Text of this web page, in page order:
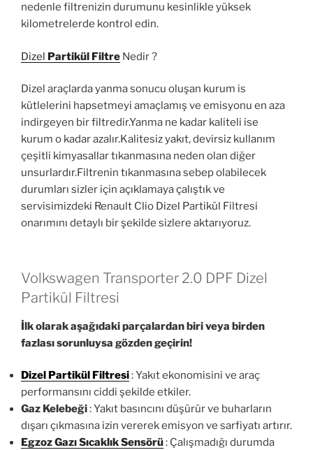
nedenle filtrenizin durumunu kesinlikle yüksek
kilometrelerde kontrol edin.
Dizel Partikül Filtre Nedir ?
Dizel araçlarda yanma sonucu oluşan kurum is
kütlelerini hapsetmeyi amaçlamış ve emisyonu en aza
indirgeyen bir filtredir.Yanma ne kadar kaliteli ise
kurum o kadar azalır.Kalitesiz yakıt, devirsiz kullanım
çeşitli kimyasallar tıkanmasına neden olan diğer
unsurlardır.Filtrenin tıkanmasına sebep olabilecek
durumları sizler için açıklamaya çalıştık ve
servisimizdeki Renault Clio Dizel Partikül Filtresi
onarımını detaylı bir şekilde sizlere aktarıyoruz.
Volkswagen Transporter 2.0 DPF Dizel
Partikül Filtresi
İlk olarak aşağıdaki parçalardan biri veya birden
fazlası sorunluysa gözden geçirin!
Dizel Partikül Filtresi: Yakıt ekonomisini ve araç
performansını ciddi şekilde etkiler.
Gaz Kelebeği: Yakıt basıncını düşürür ve buharların
dışarı çıkmasına izin vererek emisyon ve sarfiyatı artırır.
Egzoz Gazı Sıcaklık Sensörü: Çalışmadığı durumda